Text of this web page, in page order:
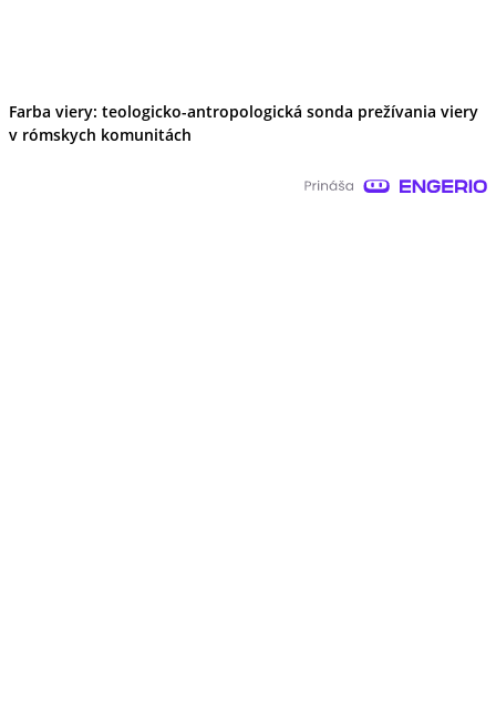
Farba viery: teologicko-antropologická sonda prežívania viery
v rómskych komunitách